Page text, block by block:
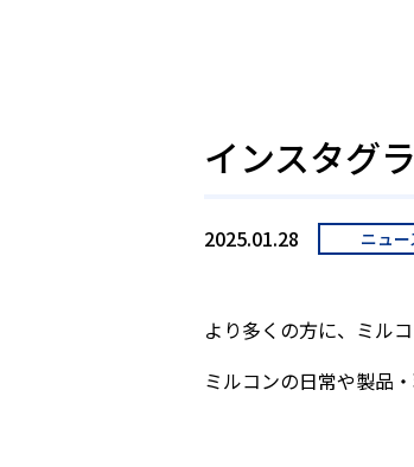
インスタグ
2025.01.28 ニュー
より多くの方に、ミル
ミルコンの日常や製品